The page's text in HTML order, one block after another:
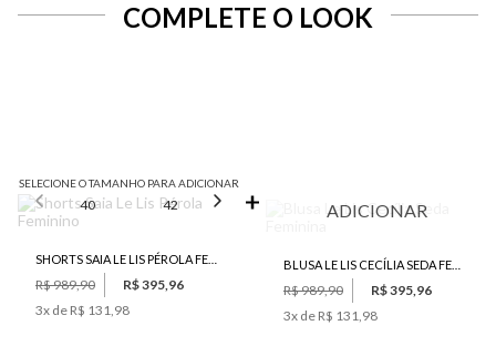
COMPLETE O LOOK
SELECIONE O TAMANHO PARA ADICIONAR
40 42 44 46
R$ 989,90
R$ 395,96
3x de R$ 131,98
ADICIONAR
R$ 989,90
R$ 395,96
3x de R$ 131,98